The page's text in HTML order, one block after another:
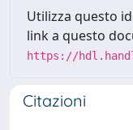
Utilizza questo
link a questo
https://
Citazioni